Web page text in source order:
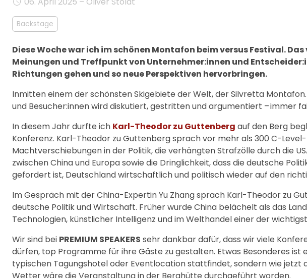
Backstage
Diese Woche war ich im schönen Montafon beim versus Festival.
Meinungen und Treffpunkt von Unternehmer:innen und
Richtungen gehen und so neue Perspektiven hervorbringen.
Inmitten einem der schönsten Skigebiete der Welt, der Silvretta
und Besucher:innen wird diskutiert, gestritten und argumentiert – immer
In diesem Jahr durfte ich Karl-Theodor zu Guttenberg auf den Berg
Konferenz. Karl-Theodor zu Guttenberg sprach vor mehr als 300 C-
Machtverschiebungen in der Politik, die verhängten Strafzölle durch die
zwischen China und Europa sowie die Dringlichkeit, dass die deutsche
gefordert ist, Deutschland wirtschaftlich und politisch wieder auf den
Im Gespräch mit der China-Expertin Yu Zhang sprach Karl-Theodor zu
deutsche Politik und Wirtschaft. Früher wurde China belächelt als das
Technologien, künstlicher Intelligenz und im Welthandel einer der
Wir sind bei PREMIUM SPEAKERS sehr dankbar dafür, dass wir viele
dürfen, top Programme für ihre Gäste zu gestalten. Etwas Besonderes
typischen Tagungshotel oder Eventlocation stattfindet, sondern wie jetzt